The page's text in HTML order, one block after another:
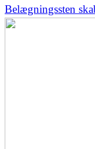
Belægningssten